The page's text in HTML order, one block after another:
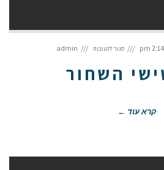
2:14 pm סגור לתגובות שישי admin
השחור
קרא עוד ←